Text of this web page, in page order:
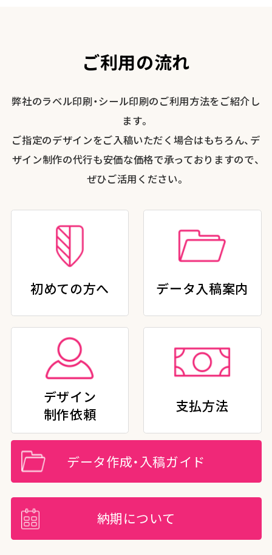
ご利用の流れ
弊社のラベル印刷・シール印刷のご利用方法をご紹介し
ます。
ご指定のデザインをご入稿いただく場合はもちろん、デ
ザイン制作の代行も安価な価格で承っておりますので、
ぜひご活用ください。
初めての方へ データ入稿案内
デザイン
制作依頼
支払方法
データ作成・入稿ガイド
納期について